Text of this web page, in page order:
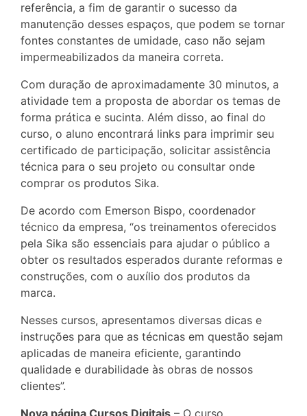
referência, a fim de garantir o sucesso da
manutenção desses espaços, que podem se tornar
fontes constantes de umidade, caso não sejam
impermeabilizados da maneira correta.
Com duração de aproximadamente 30 minutos, a
atividade tem a proposta de abordar os temas de
forma prática e sucinta. Além disso, ao final do
curso, o aluno encontrará links para imprimir seu
certificado de participação, solicitar assistência
técnica para o seu projeto ou consultar onde
comprar os produtos Sika.
De acordo com Emerson Bispo, coordenador
técnico da empresa, “os treinamentos oferecidos
pela Sika são essenciais para ajudar o público a
obter os resultados esperados durante reformas e
construções, com o auxílio dos produtos da
marca.
Nesses cursos, apresentamos diversas dicas e
instruções para que as técnicas em questão sejam
aplicadas de maneira eficiente, garantindo
qualidade e durabilidade às obras de nossos
clientes”.